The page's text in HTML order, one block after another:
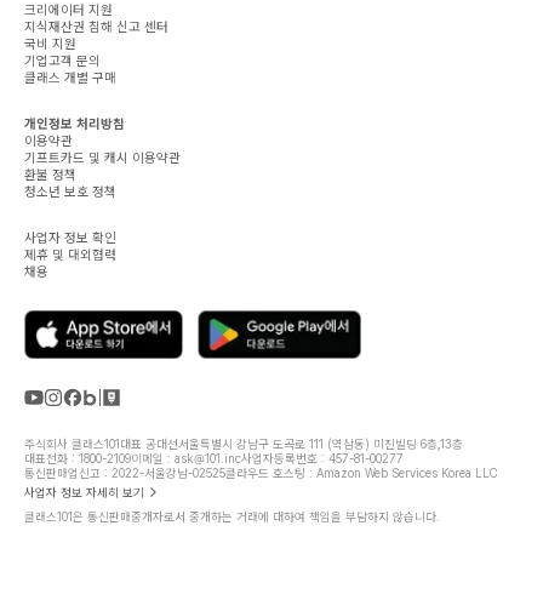
크리에이터 지원
지식재산권 침해 신고 센터
국비 지원
기업고객 문의
클래스 개별 구매
개인정보 처리방침
이용약관
기프트카드 및 캐시 이용약관
환불 정책
청소년 보호 정책
사업자 정보 확인
제휴 및 대외협력
채용
주식회사 클래스101대표 공대선서울특별시 강남구 도곡로 111 (역삼동) 미진빌딩 6층,13층
대표전화 : 1800-2109이메일 : ask@101.inc사업자등록번호 : 457-81-00277
통신판매업신고 : 2022-서울강남-02525클라우드 호스팅 : Amazon Web Services Korea LLC
사업자 정보 자세히 보기
클래스101은 통신판매중개자로서 중개하는 거래에 대하여 책임을 부담하지 않습니다.